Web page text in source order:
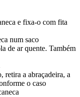
e fixa-o com fita
num saco
de ar quente. Também
retira a abraçadeira, a
o caso